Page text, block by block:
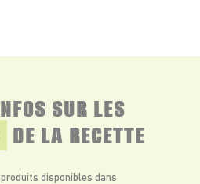
SUR LES
DE LA RECETTE
disponibles dans